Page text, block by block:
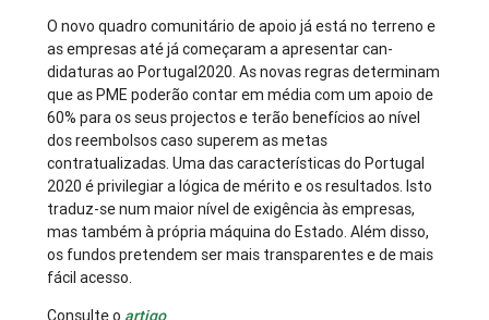
O novo quadro comuni­tário de apoio já está no terreno e
as em­presas até já começa­ram a apresentar can­
didaturas ao Portugal2020. As novas regras determinam
que as PME poderão contar em média com um apoio de
60% para os seus projec­tos e terão benefícios ao nível
dos re­embolsos caso superem as metas
contratualizadas. Uma das características do Portugal
2020 é privilegiar a lógica de mérito e os resultados. Isto
traduz-se num maior nível de exigência às empresas,
mas também à própria máquina do Estado. Além disso,
os fundos pretendem ser mais transparentes e de mais
fácil acesso.